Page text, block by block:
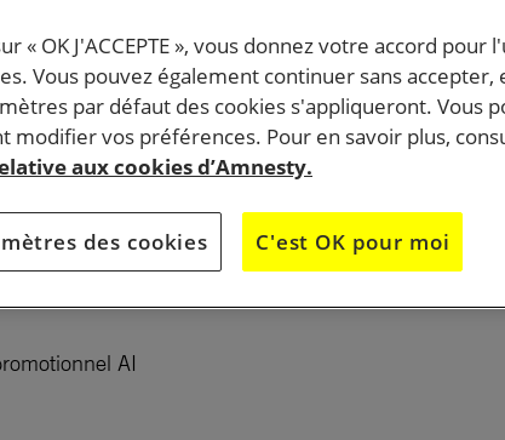
AI
« OK J'ACCEPTE », vous donnez votre accord pour
Vous pouvez également continuer sans accepter,
par défaut des cookies s'appliqueront. Vous
modifier vos préférences. Pour en savoir plus,
aux cookies d’Amnesty.
des cookies C'est OK pour moi